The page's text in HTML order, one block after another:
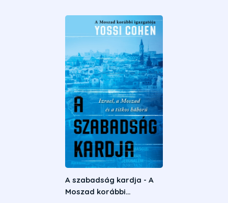
A szabadság kardja - A
Moszad korábbi